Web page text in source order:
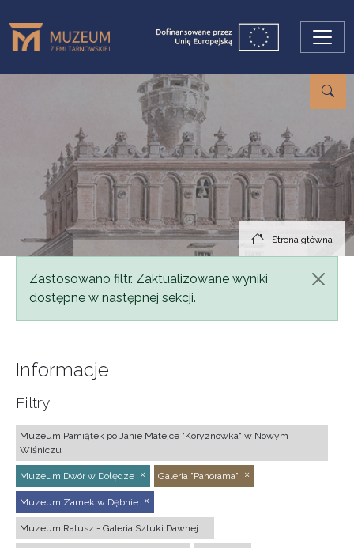
Strona główna
Komunikat
Zastosowano filtr. Zaktualizowane wyniki
dostępne w następnej sekcji.
Informacje
Filtry:
Muzeum Pamiątek po Janie Matejce "Koryznówka" w Nowym
Wiśniczu
Muzeum Dwór w Dołędze Galeria "Panorama"
Muzeum Zamek w Dębnie
Muzeum Ratusz - Galeria Sztuki Dawnej